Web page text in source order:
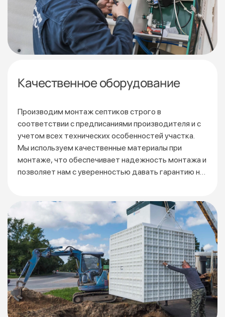
Качественное оборудование
Производим монтаж септиков строго в
соответствии с предписаниями производителя и с
учетом всех технических особенностей участка.
Мы используем качественные материалы при
монтаже, что обеспечивает надежность монтажа и
позволяет нам с уверенностью давать гарантию на